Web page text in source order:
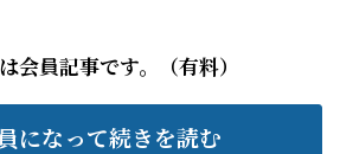
会員記事です。（有料）
になって続きを読む